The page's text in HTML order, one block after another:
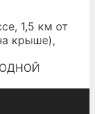
1,5 км от
крыше),